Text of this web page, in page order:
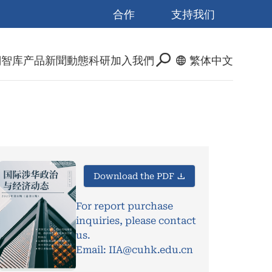
合作 支持我们
智库产品新聞動態科研加入我們 繁体中文
Download the PDF
For report purchase
inquiries, please contact
us.
Email: IIA@cuhk.edu.cn